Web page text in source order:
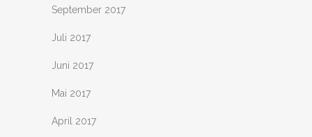
September 2017
Juli 2017
Juni 2017
Mai 2017
April 2017